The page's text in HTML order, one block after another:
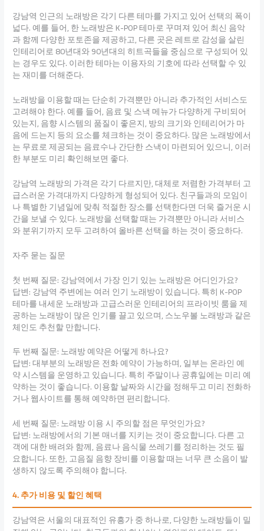
강남역 인근의 노래방은 각기 다른 테마를 가지고 있어 선택의 폭이
넓다. 예를 들어, 한 노래방은 K-POP 테마로 꾸며져 있어 최신 음악
과 함께 다양한 포토존을 제공하고, 다른 곳은 레트로 감성을 살린
인테리어로 80년대와 90년대의 히트곡들을 중심으로 구성되어 있
는 경우도 있다. 이러한 테마는 이용자의 기호에 따라 선택할 수 있
는 재미를 더해준다.
노래방을 이용할 때는 단순히 가격뿐만 아니라 추가적인 서비스도
고려해야 한다. 예를 들어, 음료 및 스낵 메뉴가 다양하게 구비되어
있는지, 음향 시스템의 품질이 좋은지, 방의 크기와 인테리어가 마
음에 드는지 등의 요소를 체크하는 것이 중요하다. 많은 노래방에서
는 무료로 제공되는 음료수나 간단한 스낵이 마련되어 있으니, 이러
한 부분도 미리 확인해보면 좋다.
강남역 노래방의 가격은 각기 다르지만, 대체로 저렴한 가격부터 고
급스러운 가격대까지 다양하게 형성되어 있다. 친구들과의 모임이
나 특별한 기념일에 맞춰 적절한 장소를 선택한다면 더욱 즐거운 시
간을 보낼 수 있다. 노래방을 선택할 때는 가격뿐만 아니라 서비스
와 분위기까지 모두 고려하여 올바른 선택을 하는 것이 중요하다.
자주 묻는 질문
첫 번째 질문: 강남역에서 가장 인기 있는 노래방은 어디인가요?
답변: 강남역 주변에는 여러 인기 노래방이 있습니다. 특히 K-POP
테마를 내세운 노래방과 고급스러운 인테리어의 프라이빗 룸을 제
공하는 노래방이 많은 인기를 끌고 있으며, 스노우볼 노래방과 같은
체인도 추천할 만합니다.
두 번째 질문: 노래방 예약은 어떻게 하나요?
답변: 대부분의 노래방은 전화 예약이 가능하며, 일부는 온라인 예
약 시스템을 운영하고 있습니다. 특히 주말이나 공휴일에는 미리 예
약하는 것이 좋습니다. 이용할 날짜와 시간을 정해두고 미리 전화하
거나 웹사이트를 통해 예약하면 편리합니다.
세 번째 질문: 노래방 이용 시 주의할 점은 무엇인가요?
답변: 노래방에서의 기본 매너를 지키는 것이 중요합니다. 다른 고
객에 대한 배려와 함께, 음료나 음식물 쓰레기를 정리하는 것도 필
요합니다. 또한, 고음질 음향 장비를 이용할 때는 너무 큰 소음이 발
생하지 않도록 주의해야 합니다.
4. 추가 비용 및 할인 혜택
강남역은 서울의 대표적인 유흥가 중 하나로, 다양한 노래방들이 밀